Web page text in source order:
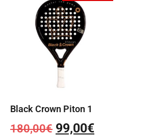
Black Crown Piton 1
180,00€ 99,00€